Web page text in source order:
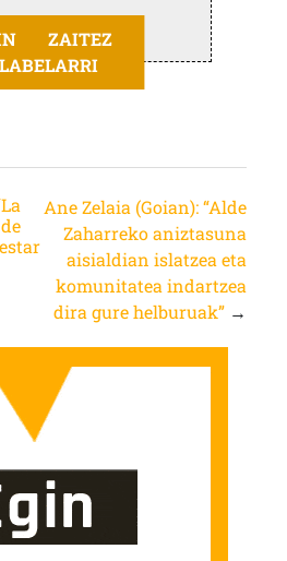
ZAITEZ
Ane Zelaia (Goian): “Alde
Zaharreko aniztasuna
aisialdian islatzea eta
komunitatea indartzea
dira gure helburuak” →